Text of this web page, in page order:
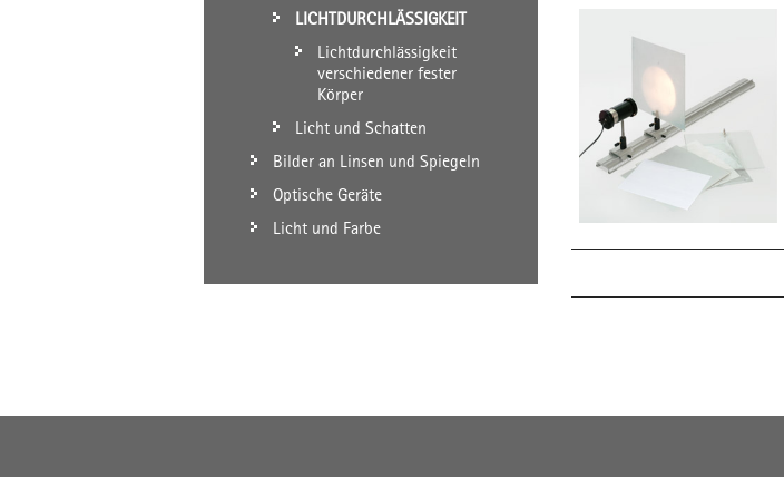
LICHTDURCHLÄSSIGKEIT
Lichtdurchlässigkeit
verschiedener fester
Körper
Licht und Schatten
Bilder an Linsen und Spiegeln
Optische Geräte
Licht und Farbe